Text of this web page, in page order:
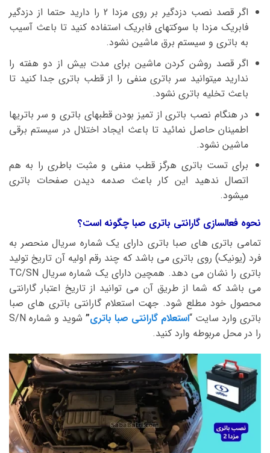
اگر قصد نصب دزدگیر بر روی مزدا 2 را دارید حتما از دزدگیر
فابریک مزدا با سوکتهای فابریک استفاده کنید تا باعث آسیب
به باتری و سیستم برق ماشین نشود.
اگر قصد روشن کردن ماشین برای مدت بیش از دو هفته را
ندارید میتوانید سر باتری منفی را از قطب باتری جدا کنید تا
باعث تخلیه باتری نشود.
در هنگام نصب باتری از تمیز بودن قطبهای باتری و سر باتریها
اطمینان حاصل نمائید تا باعث ایجاد اختلال در سیستم برقی
ماشین نشود.
برای تست باتری هرگز قطب منفی و مثبت باطری را به هم
اتصال ندهید این کار باعث صدمه دیدن صفحات باتری
میشود.
نحوه فعالسازی گارانتی باتری صبا چگونه است؟
تمامی باتری های صبا باتری دارای یک شماره سریال منحصر به
فرد (یونیک) روی باتری می باشد که چند رقم اولیه آن تاریخ تولید
باتری را نشان می دهد. همچین دارای یک شماره سریال TC/SN
می باشد که شما از طریق آن می توانید از تاریخ اعتبار گارانتی
محصول خود مطلع شود. جهت استعلام گارانتی باتری های صبا
باتری وارد سایت “استعلام گارانتی صبا باتری”
شوید و شماره S/N
را در محل مربوطه وارد کنید.